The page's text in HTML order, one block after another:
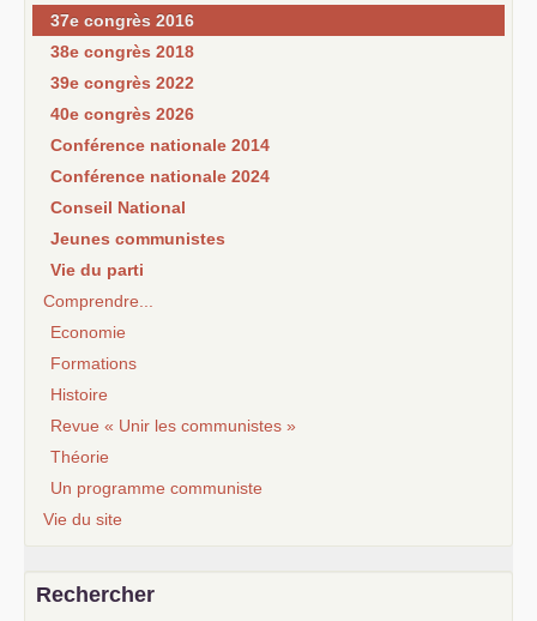
37e congrès 2016
38e congrès 2018
39e congrès 2022
40e congrès 2026
Conférence nationale 2014
Conférence nationale 2024
Conseil National
Jeunes communistes
Vie du parti
Comprendre...
Economie
Formations
Histoire
Revue « Unir les communistes »
Théorie
Un programme communiste
Vie du site
Rechercher